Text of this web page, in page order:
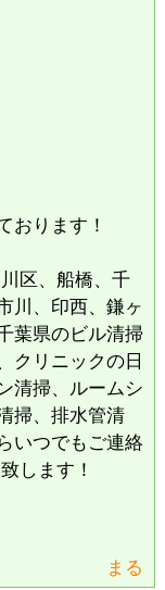
おります！
区、船橋、千
川、印西、鎌ヶ
葉県のビル清掃
クリニックの日
清掃、ルームシ
掃、排水管清
いつでもご連絡
します！
まる